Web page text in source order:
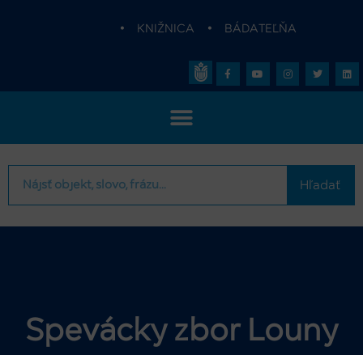
• KNIŽNICA • BÁDATEĽŇA
Hľadať
Spevácky zbor Louny